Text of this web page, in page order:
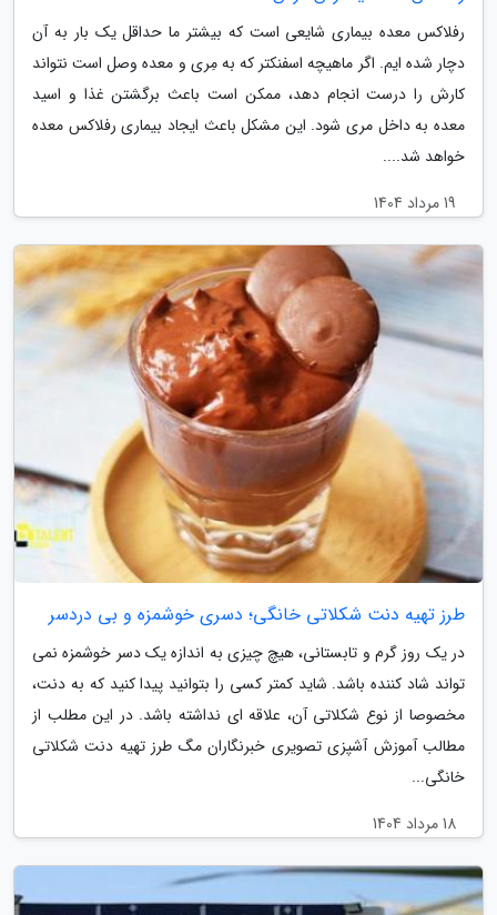
رفلاکس معده بیماری شایعی است که بیشتر ما حداقل یک بار به آن
دچار شده ایم. اگر ماهیچه اسفنکتر که به مِری و معده وصل است نتواند
کارش را درست انجام دهد، ممکن است باعث برگشتن غذا و اسید
معده به داخل مری شود. این مشکل باعث ایجاد بیماری رفلاکس معده
خواهد شد....
19 مرداد 1404
طرز تهیه دنت شکلاتی خانگی؛ دسری خوشمزه و بی دردسر
در یک روز گرم و تابستانی، هیچ چیزی به اندازه یک دسر خوشمزه نمی
تواند شاد کننده باشد. شاید کمتر کسی را بتوانید پیدا کنید که به دنت،
مخصوصا از نوع شکلاتی آن، علاقه ای نداشته باشد. در این مطلب از
مطالب آموزش آشپزی تصویری خبرنگاران مگ طرز تهیه دنت شکلاتی
خانگی...
18 مرداد 1404